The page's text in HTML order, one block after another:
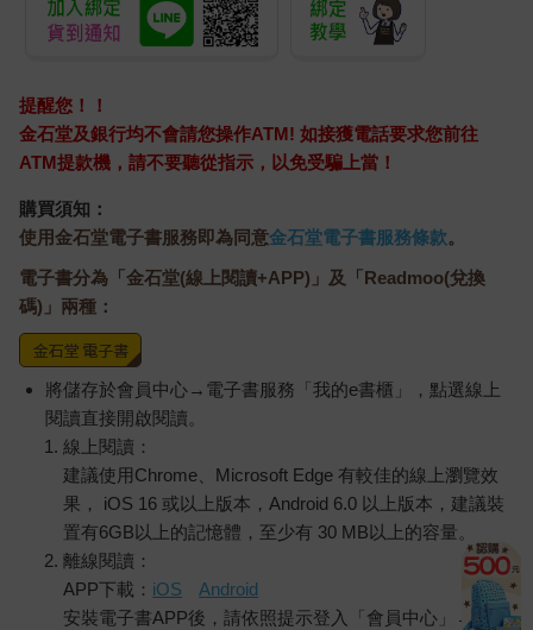
提醒您！！
金石堂及銀行均不會請您操作ATM! 如接獲電話要求您前往
ATM提款機，請不要聽從指示，以免受騙上當！
購買須知：
使用金石堂電子書服務即為同意金石堂電子書服務條款。
電子書分為「金石堂(線上閱讀+APP)」及「Readmoo(兌換
碼)」兩種：
將儲存於會員中心→電子書服務「我的e書櫃」，點選線上
閱讀直接開啟閱讀。
線上閱讀：
建議使用Chrome、Microsoft Edge 有較佳的線上瀏覽效
果， iOS 16 或以上版本，Android 6.0 以上版本，建議裝
置有6GB以上的記憶體，至少有 30 MB以上的容量。
離線閱讀：
APP下載： iOS
Android
安裝電子書APP後，請依照提示登入「會員中心」→「我